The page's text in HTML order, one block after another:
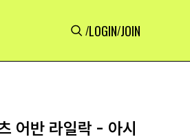
/LOGIN/JOIN
어반 라일락 - 아시